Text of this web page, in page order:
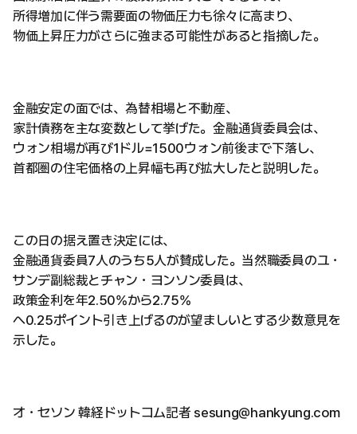
所得増加に伴う需要面の物価圧力も徐々に高まり、
物価上昇圧力がさらに強まる可能性があると指摘した。
金融安定の面では、為替相場と不動産、
家計債務を主な変数として挙げた。金融通貨委員会は、
ウォン相場が再び1ドル=1500ウォン前後まで下落し、
首都圏の住宅価格の上昇幅も再び拡大したと説明した。
この日の据え置き決定には、
金融通貨委員7人のうち5人が賛成した。当然職委員のユ・
サンデ副総裁とチャン・ヨンソン委員は、
政策金利を年2.50%から2.75%
へ0.25ポイント引き上げるのが望ましいとする少数意見を
示した。
オ・セソン 韓経ドットコム記者 sesung@hankyung.com